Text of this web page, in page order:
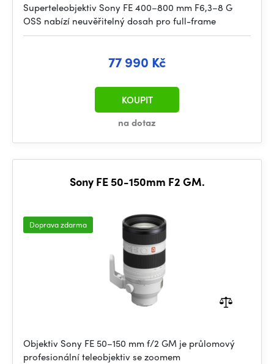
Superteleobjektiv Sony FE 400–800 mm F6,3–8 G
OSS nabízí neuvěřitelný dosah pro full-frame
77 990 Kč
na dotaz
KOUPIT
Sony FE 50-150mm F2 GM.
Doprava zdarma
Objektiv Sony FE 50–150 mm f/2 GM je průlomový
profesionální teleobjektiv se zoomem